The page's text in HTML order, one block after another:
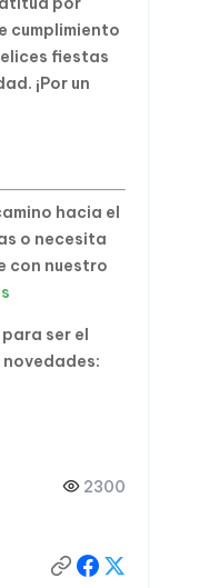
cumplimiento
fiestas
¡Por un
hacia el
o necesita
con nuestro
ser el
2300